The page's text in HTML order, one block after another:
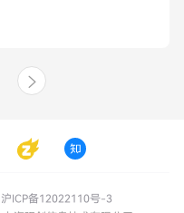

沪ICP备12022110号-3